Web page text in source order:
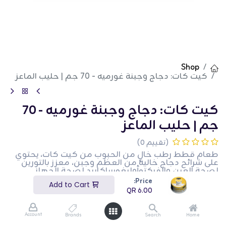
Price:
6.00
Home
Search
Brands
Account
Shop
كيت كات: دجاج وجبنة غورميه - 70 جم | حليب الماعز
كيت كات: دجاج وجبنة غورميه - 70
جم | حليب الماعز
(تقييم 0)
طعام قطط رطب خالٍ من الحبوب من كيت كات، يحتوي
على شرائح دجاج خالية من العظم وجبن، معزز بالتورين
لصحة العين والفركتوأوليغوساكاريد لصحة الجهاز
الهضمي. خالٍ من المنتجات الثانوية ومناسب للقطط ذات
المعدة الحساسة أو مشاكل الهضم.
6.00
QR